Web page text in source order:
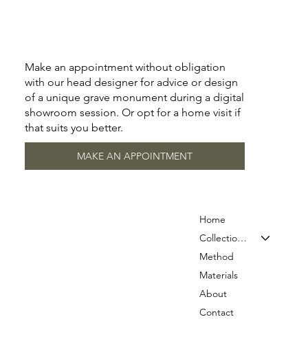
Home
Collection & Prices
Method
Materials
About
Contact
Make an appointment without obligation
with our head designer for advice or design
of a unique grave monument during a digital
showroom session. Or opt for a home visit if
that suits you better.
MAKE AN APPOINTMENT